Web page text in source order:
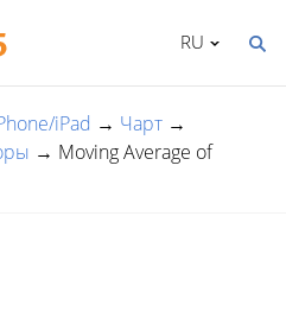
RU
iPad → Чарт →
→ Moving Average of